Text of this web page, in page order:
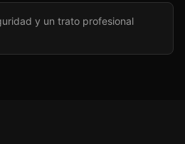
y un trato profesional